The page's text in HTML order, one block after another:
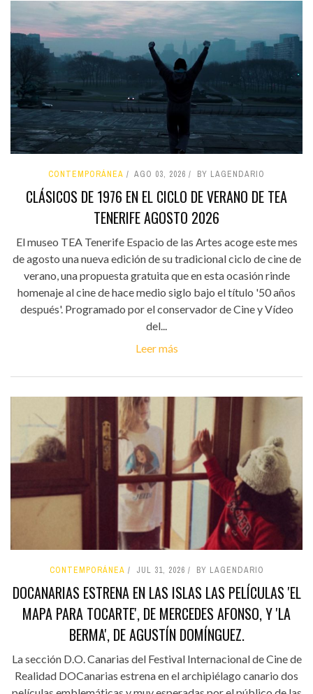
CONTEMPORÁNEA AGO 03, 2026 BY LAGENDARIO
CLÁSICOS DE 1976 EN EL CICLO DE VERANO DE TEA
TENERIFE AGOSTO 2026
El museo TEA Tenerife Espacio de las Artes acoge este mes
de agosto una nueva edición de su tradicional ciclo de cine de
verano, una propuesta gratuita que en esta ocasión rinde
homenaje al cine de hace medio siglo bajo el título '50 años
después'. Programado por el conservador de Cine y Vídeo
del...
Leer más
CONTEMPORÁNEA JUL 31, 2026 BY LAGENDARIO
DOCANARIAS ESTRENA EN LAS ISLAS LAS PELÍCULAS 'EL
MAPA PARA TOCARTE', DE MERCEDES AFONSO, Y 'LA
BERMA', DE AGUSTÍN DOMÍNGUEZ.
La sección D.O. Canarias del Festival Internacional de Cine de
Realidad DOCanarias estrena en el archipiélago canario dos